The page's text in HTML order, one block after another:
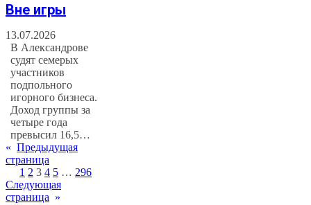
Вне игры
13.07.2026
В Александрове
судят семерых
участников
подпольного
игорного бизнеса.
Доход группы за
четыре года
превысил 16,5…
« Предыдущая
страница
1 2 3 4 5 … 296
Следующая
страница »